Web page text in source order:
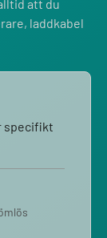
att du
laddkabel
specifikt